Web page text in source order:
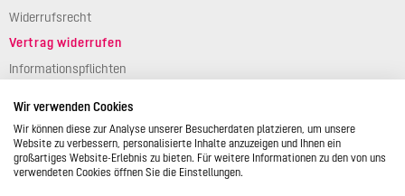
Widerrufsrecht
Vertrag widerrufen
Informationspflichten
Wir verwenden Cookies
Wir können diese zur Analyse unserer Besucherdaten platzieren, um unsere
Website zu verbessern, personalisierte Inhalte anzuzeigen und Ihnen ein
großartiges Website-Erlebnis zu bieten. Für weitere Informationen zu den von uns
verwendeten Cookies öffnen Sie die Einstellungen.